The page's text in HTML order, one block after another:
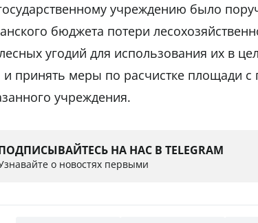
учреждению было
бюджета потери
угодий для использования их в
и принять меры по расчистке площади
учреждения.
НА НАС В TELEGRAM
о новостях первыми